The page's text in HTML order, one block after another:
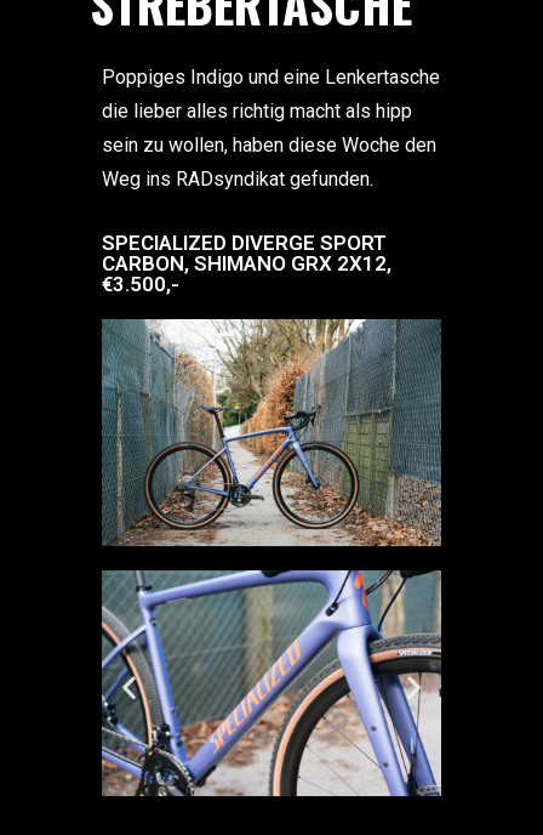
Poppiges Indigo und eine Lenkertasche
die lieber alles richtig macht als hipp
sein zu wollen, haben diese Woche den
Weg ins RADsyndikat gefunden.
SPECIALIZED DIVERGE SPORT
CARBON, SHIMANO GRX 2X12,
€3.500,-